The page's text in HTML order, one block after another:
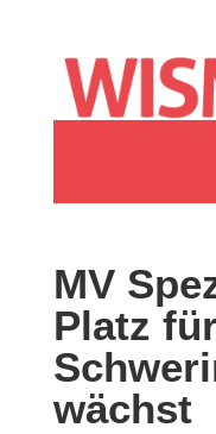
MV
Platz
wächst